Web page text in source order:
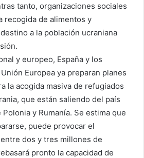
tanto, organizaciones sociales
recogida de alimentos y
a la población ucraniana
y europeo, España y los
Europea ya preparan planes
la acogida masiva de refugiados
que están saliendo del país
y Rumanía. Se estima que
puede provocar el
dos y tres millones de
pronto la capacidad de